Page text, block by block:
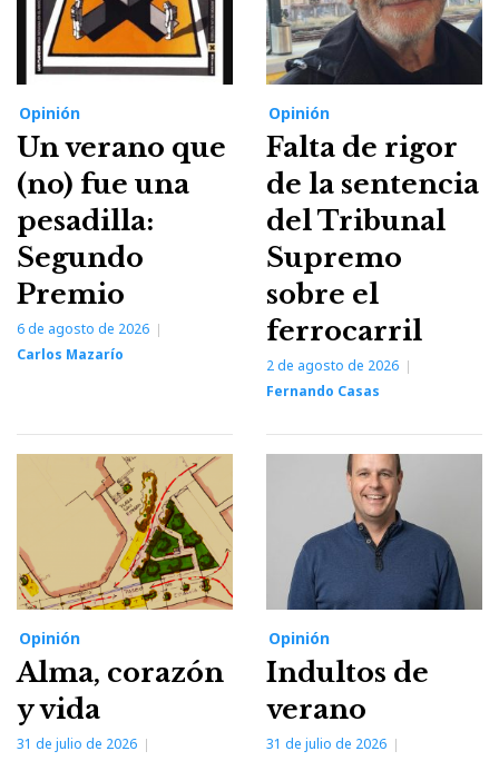
Opinión
Un verano que
(no) fue una
pesadilla:
Segundo
Premio
6 de agosto de 2026
Carlos Mazarío
Opinión
Falta de rigor
de la sentencia
del Tribunal
Supremo
sobre el
ferrocarril
2 de agosto de 2026
Fernando Casas
Opinión
Alma, corazón
y vida
31 de julio de 2026
Opinión
Indultos de
verano
31 de julio de 2026